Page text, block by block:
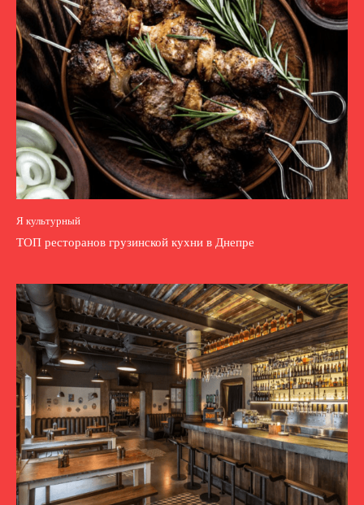
Я культурный
ТОП ресторанов грузинской кухни в Днепре